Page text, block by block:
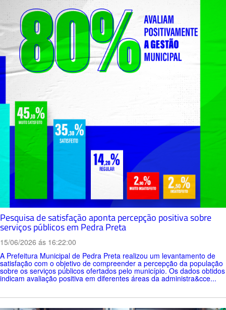
Pesquisa de satisfação aponta percepção positiva sobre
serviços públicos em Pedra Preta
15/06/2026 ás 16:22:00
A Prefeitura Municipal de Pedra Preta realizou um levantamento de
satisfação com o objetivo de compreender a percepção da população
sobre os serviços públicos ofertados pelo município. Os dados obtidos
indicam avaliação positiva em diferentes áreas da administra&cce...